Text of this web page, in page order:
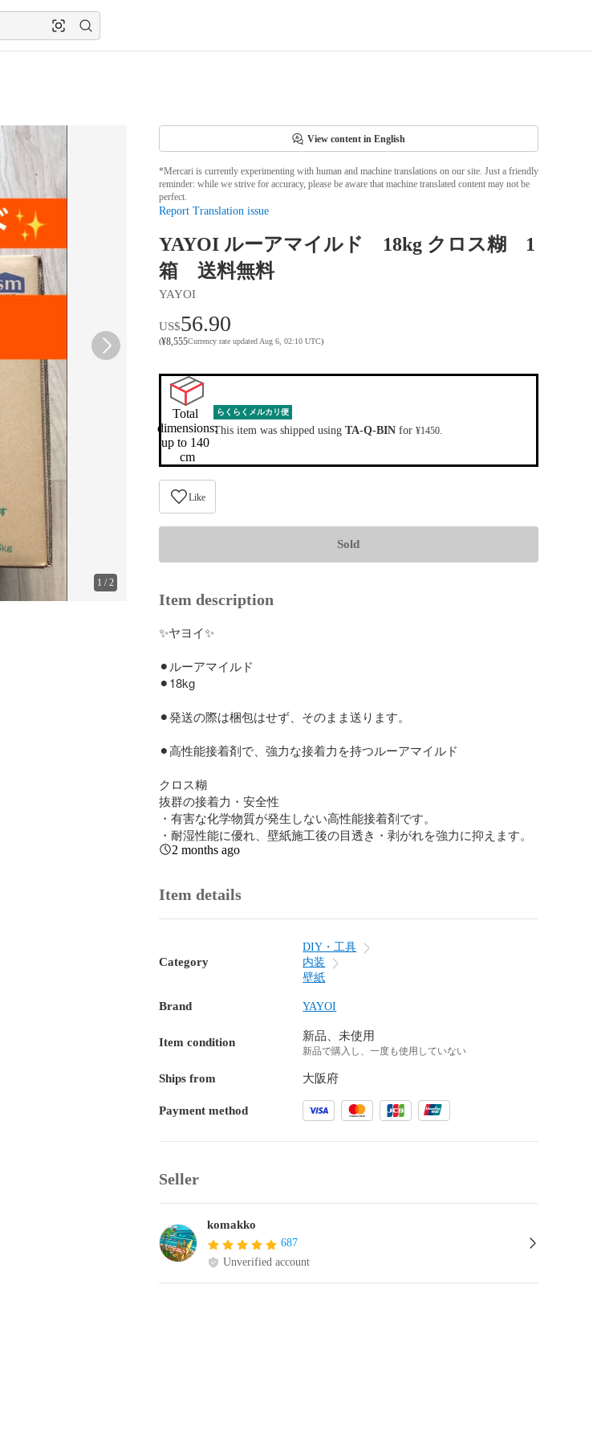
1 /2
View content in English
*Mercari is currently experimenting with human and machine translations on our site. Just a friendly
reminder: while we strive for accuracy, please be aware that machine translated content may not be
perfect.
Report Translation issue
YAYOI ルーアマイルド 18kg クロス糊 1
箱 送料無料
YAYOI
US$56.90
(¥8,555Currency rate updated Aug 6, 02:10 UTC)
Total
dimensions:
up to 140
cm
らくらくメルカリ便
This item was shipped using TA-Q-BINfor ¥1450.
Like
Sold
Item description
✨ヤヨイ✨
⚫︎ルーアマイルド
⚫︎18kg
⚫︎発送の際は梱包はせず、そのまま送ります。
⚫︎高性能接着剤で、強力な接着力を持つルーアマイルド
クロス糊
抜群の接着力・安全性
・有害な化学物質が発生しない高性能接着剤です。
・耐湿性能に優れ、壁紙施工後の目透き・剥がれを強力に抑えます。
2 months ago
Item details
Category
DIY・工具
内装
壁紙
Brand YAYOI
Item condition 新品、未使用
新品で購入し、一度も使用していない
Ships from 大阪府
Payment method
Seller
komakko
687
Unverified account